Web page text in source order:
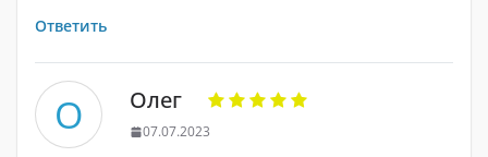
Ответить
О Олег
07.07.2023